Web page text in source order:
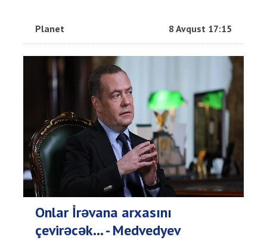
Planet 8 Avqust 17:15
Onlar İrəvana arxasını
çevirəcək... - Medvedyev